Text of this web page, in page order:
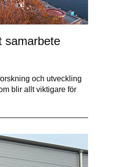
samarbete
och utveckling
blir allt viktigare för